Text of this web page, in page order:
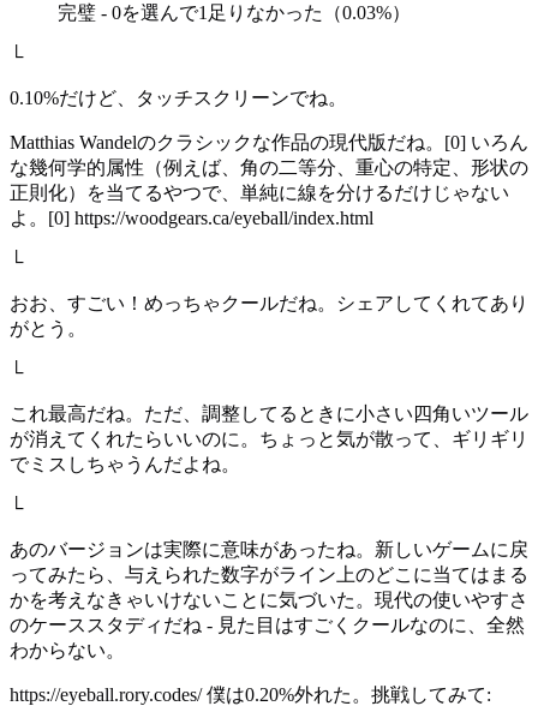
完璧 - 0を選んで1足りなかった（0.03%）
└
0.10%だけど、タッチスクリーンでね。
Matthias Wandelのクラシックな作品の現代版だね。[0] いろん
な幾何学的属性（例えば、角の二等分、重心の特定、形状の
正則化）を当てるやつで、単純に線を分けるだけじゃない
よ。[0] https://woodgears.ca/eyeball/index.html
└
おお、すごい！めっちゃクールだね。シェアしてくれてあり
がとう。
└
これ最高だね。ただ、調整してるときに小さい四角いツール
が消えてくれたらいいのに。ちょっと気が散って、ギリギリ
でミスしちゃうんだよね。
└
あのバージョンは実際に意味があったね。新しいゲームに戻
ってみたら、与えられた数字がライン上のどこに当てはまる
かを考えなきゃいけないことに気づいた。現代の使いやすさ
のケーススタディだね - 見た目はすごくクールなのに、全然
わからない。
https://eyeball.rory.codes/ 僕は0.20%外れた。挑戦してみて: